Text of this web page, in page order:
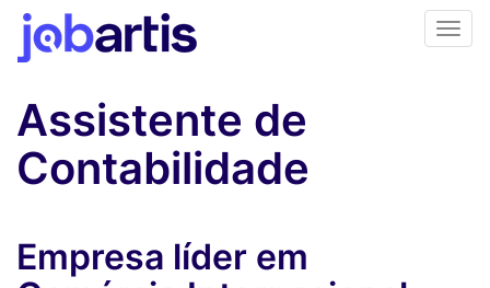
Assistente de
Contabilidade
Empresa líder em